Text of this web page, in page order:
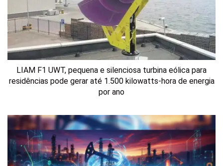
LIAM F1 UWT, pequena e silenciosa turbina eólica para
residências pode gerar até 1.500 kilowatts-hora de energia
por ano